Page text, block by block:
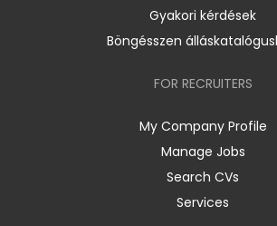
Gyakori kérdések
Böngésszen
FOR RECRUITERS
My Company Profile
Manage Jobs
Search CVs
Services